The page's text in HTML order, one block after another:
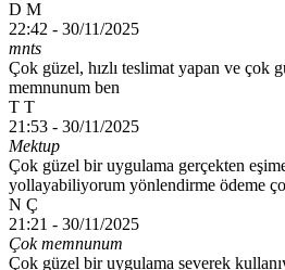
D M
22:42 - 30/11/2025
mnts
Çok güzel, hızlı teslimat yapan ve çok
memnunum ben
T T
21:53 - 30/11/2025
Mektup
Çok güzel bir uygulama gerçekten
yollayabiliyorum yönlendirme ödeme
N Ç
21:21 - 30/11/2025
Çok memnunum
Çok güzel bir uygulama severek